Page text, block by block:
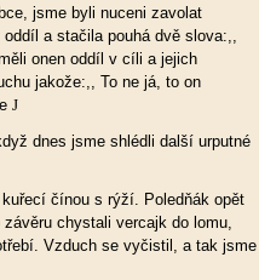
jsme byli nuceni zavolat
a stačila pouhá dvě slova:,,
onen oddíl v cíli a jejich
jakože:,, To ne já, to on
J
dnes jsme shlédli další urputné
čínou s rýží. Poledňák opět
chystali vercajk do lomu,
Vzduch se vyčistil, a tak jsme